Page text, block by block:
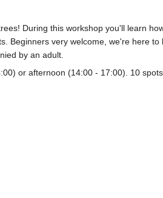
During this workshop you'll learn
Beginners very welcome, we're here
by an adult.
or afternoon (14:00 - 17:00). 10